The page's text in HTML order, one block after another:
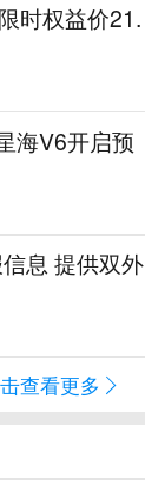
时权益价21.
海V6开启预
息 提供双外
查看更多